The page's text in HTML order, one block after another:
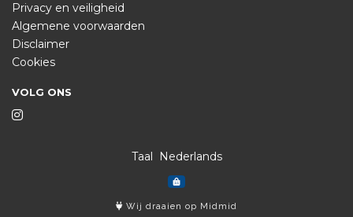
Privacy en veiligheid
Algemene voorwaarden
Disclaimer
Cookies
VOLG ONS
Taal
Wij draaien op Midmid